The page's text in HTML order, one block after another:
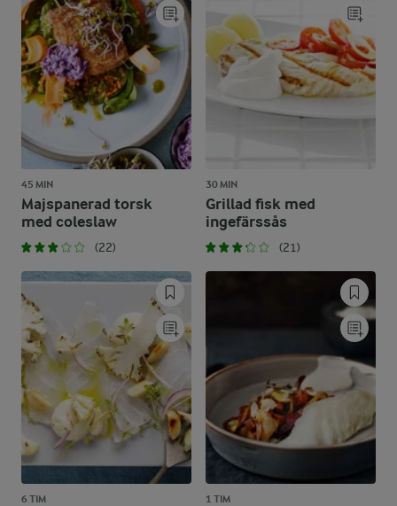
45 MIN
Majspanerad torsk
med coleslaw
(22)
30 MIN
Grillad fisk med
ingefärssås
(21)
6 TIM 1 TIM